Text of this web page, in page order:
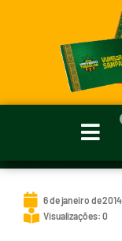
6 de janeiro de
Visualizações: 0